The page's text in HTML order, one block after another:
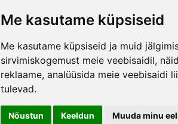
Me kasutame küpsiseid
Me kasutame küpsiseid ja muid
sirvimiskogemust meie veebisaidil,
reklaame, analüüsida meie veebisaidi
tulevad.
Nõustun Keeldun Muuda minu